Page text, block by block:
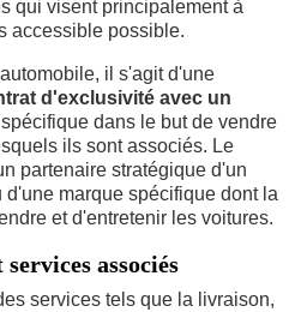
qui visent principalement à
accessible possible.
il s'agit d'une
d'exclusivité avec un
spécifique dans le but de vendre
ils sont associés. Le
partenaire stratégique d'un
marque spécifique dont la
et d'entretenir les voitures.
associés
services tels que la livraison,